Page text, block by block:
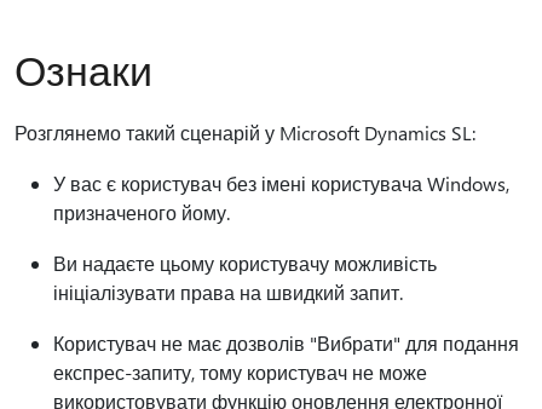
Ознаки
Розглянемо такий сценарій у Microsoft Dynamics SL:
У вас є користувач без імені користувача Windows,
призначеного йому.
Ви надаєте цьому користувачу можливість
ініціалізувати права на швидкий запит.
Користувач не має дозволів "Вибрати" для подання
експрес-запиту, тому користувач не може
використовувати функцію оновлення електронної